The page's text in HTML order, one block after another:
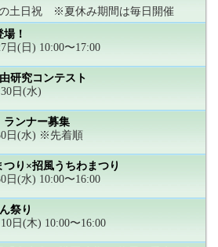
の土日祝 ※夏休み期間は毎日開催
！
日(日) 10:00〜17:00
研究コンテスト
日(水)
ンナー募集
日(水) ※先着順
り×招風うちわまつり
日(水) 10:00〜16:00
祭り
日(木) 10:00〜16:00